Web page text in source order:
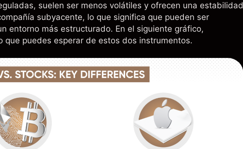
suelen ser menos volátiles y ofrecen una estabilidad
subyacente, lo que significa que pueden ser
entorno más estructurado. En el siguiente gráfico,
que puedes esperar de estos dos instrumentos.